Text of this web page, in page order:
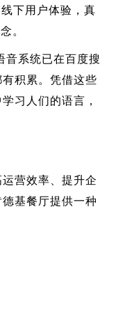
下用户体验，真
。
系统已在百度搜
积累。凭借这些
习人们的语言，
营效率、提升企
基餐厅提供一种